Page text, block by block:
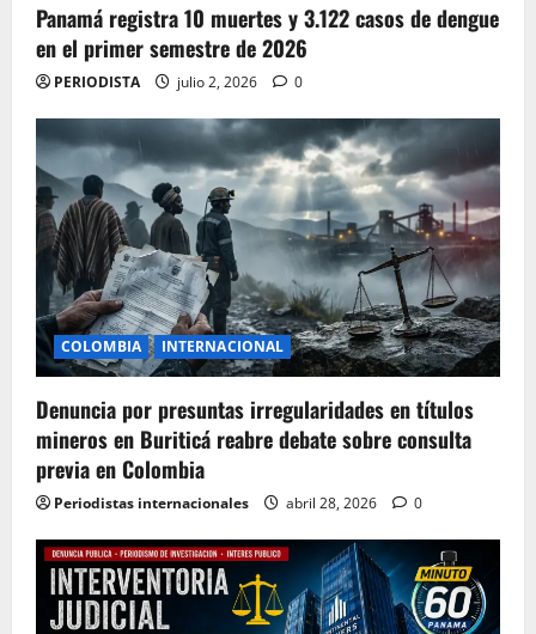
Panamá registra 10 muertes y 3.122 casos de dengue
en el primer semestre de 2026
PERIODISTA julio 2, 2026 0
COLOMBIA INTERNACIONAL
Denuncia por presuntas irregularidades en títulos
mineros en Buriticá reabre debate sobre consulta
previa en Colombia
Periodistas internacionales abril 28, 2026 0